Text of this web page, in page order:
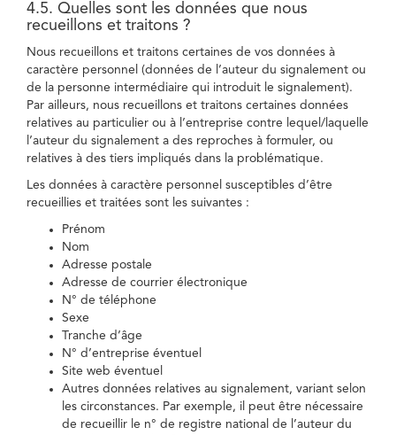
4.5. Quelles sont les données que nous
recueillons et traitons ?
Nous recueillons et traitons certaines de vos données à
caractère personnel (données de l’auteur du signalement ou
de la personne intermédiaire qui introduit le signalement).
Par ailleurs, nous recueillons et traitons certaines données
relatives au particulier ou à l’entreprise contre lequel/laquelle
l’auteur du signalement a des reproches à formuler, ou
relatives à des tiers impliqués dans la problématique.
Les données à caractère personnel susceptibles d’être
recueillies et traitées sont les suivantes :
Prénom
Nom
Adresse postale
Adresse de courrier électronique
N° de téléphone
Sexe
Tranche d’âge
N° d’entreprise éventuel
Site web éventuel
Autres données relatives au signalement, variant selon
les circonstances. Par exemple, il peut être nécessaire
de recueillir le n° de registre national de l’auteur du